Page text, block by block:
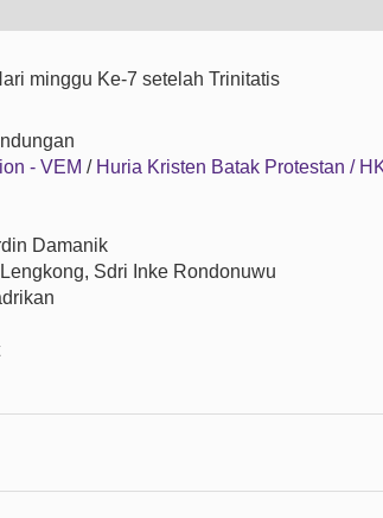
minggu Ke-7 setelah Trinitatis
- VEM / Huria Kristen Batak Protestan /
Damanik
Sdri Inke Rondonuwu